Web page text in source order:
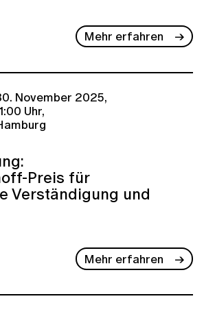
Mehr erfahren
November 2025,
Uhr,
Preis für
Verständigung und
Mehr erfahren